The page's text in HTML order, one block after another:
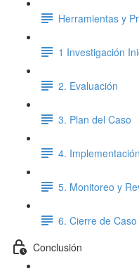
Herramientas y
1 Investigación
2. Evaluación
3. Plan del Caso
4. Implementación
5. Monitoreo y
6. Cierre de
Conclusión